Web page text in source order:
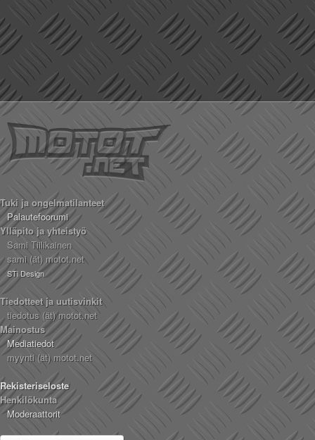
Tuki ja ongelmatilanteet
Palautefoorumi
Ylläpito ja yhteistyö
Sami Tiilikainen
sami (ät) motot.net
STi Design
Tiedotteet ja uutisvinkit
tiedotus (ät) motot.net
Mainostus
Mediatiedot
myynti (ät) motot.net
Rekisteriseloste
Henkilökunta
Moderaattorit